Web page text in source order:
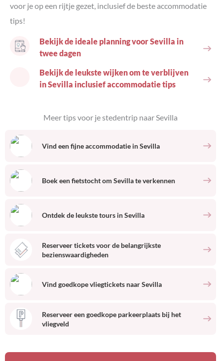
voor je op een rijtje gezet, inclusief de beste accommodatie
tips!
Bekijk de ideale planning voor Sevilla in
twee dagen
Bekijk de leukste wijken om te verblijven
in Sevilla inclusief accommodatie tips
Meer tips voor je stedentrip naarSevilla
Vind een fijne accommodatie inSevilla
Boek een fietstocht om Sevillate verkennen
Ontdek de leukste tours inSevilla
Reserveer tickets voor de belangrijkste
bezienswaardigheden
Vind goedkope vliegtickets naarSevilla
Reserveer een goedkope parkeerplaats bij het
vliegveld